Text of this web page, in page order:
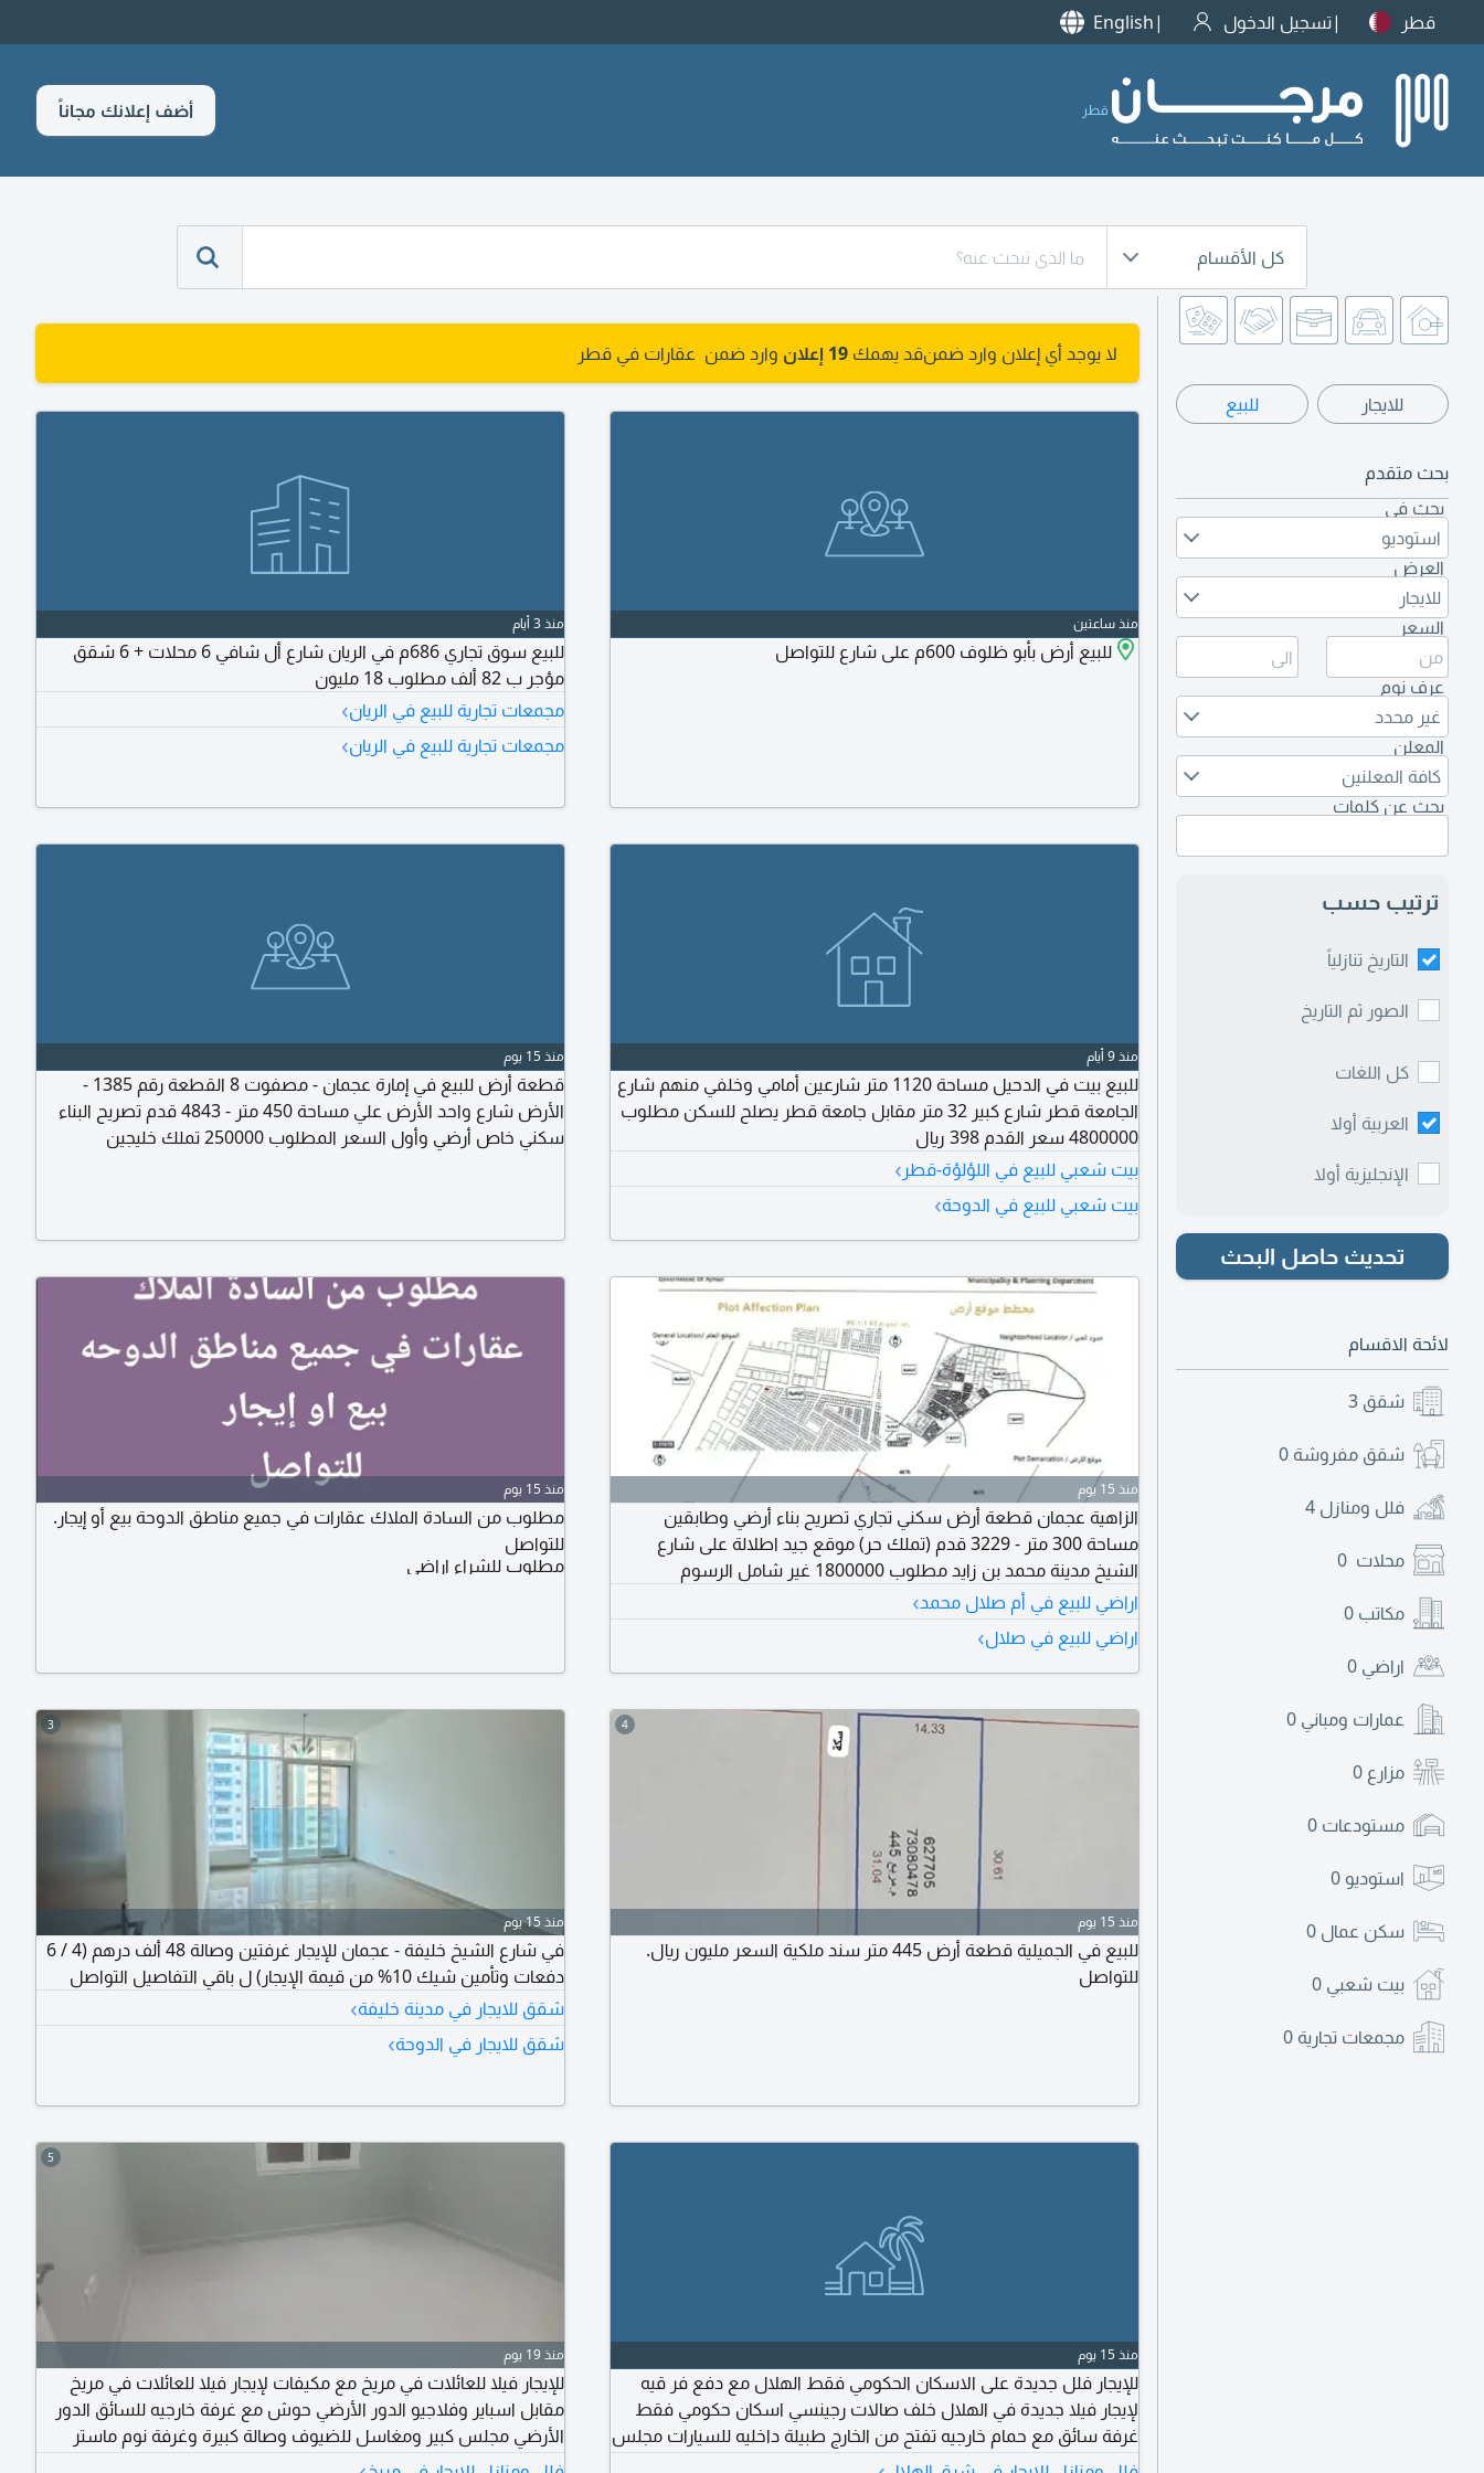
قطر تسجيل الدخول English
قطر أضف إعلانك مجاناً
كل الأقسام
للايجار للبيع
بحث متقدم
بحث في
استوديو
العرض
للايجار
السعر
عرف نوم
غير محدد
المعلن
كافة المعلنين
بحث عن كلمات
ترتيب حسب
التاريخ تنازلياً
الصور ثم التاريخ
كل اللغات
العربية أولا
الإنجليزية أولا
تحديث حاصل البحث
لائحة الاقسام
شقق 3
شقق مفروشة 0
فلل ومنازل 4
محلات 0
مكاتب 0
اراضي 0
عمارات ومباني 0
مزارع 0
مستودعات 0
استوديو 0
سكن عمال 0
بيت شعبي 0
مجمعات تجارية 0
لا يوجد أي إعلان وارد ضمنقد يهمك 19 إعلان وارد ضمن عقارات في قطر
منذ ساعتين
للبيع أرض بأبو ظلوف 600م على شارع للتواصل
منذ 3 أيام
للبيع سوق تجاري 686م في الريان شارع أل شافي 6 محلات + 6 شقق
مؤجر ب 82 ألف مطلوب 18 مليون
مجمعات تجارية للبيع في الريان›
مجمعات تجارية للبيع في الريان›
منذ 9 أيام
للبيع بيت في الدحيل مساحة 1120 متر شارعين أمامي وخلفي منهم شارع
الجامعة قطر شارع كبير 32 متر مقابل جامعة قطر يصلح للسكن مطلوب
4800000 سعر القدم 398 ريال
بيت شعبي للبيع في اللؤلؤة-قطر ›
بيت شعبي للبيع في الدوحة›
منذ 15 يوم
قطعة أرض للبيع في إمارة عجمان - مصفوت 8 القطعة رقم 1385 -
الأرض شارع واحد الأرض علي مساحة 450 متر - 4843 قدم تصريح البناء
سكني خاص أرضي وأول السعر المطلوب 250000 تملك خليجين
منذ 15 يوم
الزاهية عجمان قطعة أرض سكني تجاري تصريح بناء أرضي وطابقين
مساحة 300 متر - 3229 قدم (تملك حر) موقع جيد اطلالة على شارع
الشيخ مدينة محمد بن زايد مطلوب 1800000 غير شامل الرسوم
اراضي للبيع في أم صلال محمد›
اراضي للبيع في صلال›
منذ 15 يوم
مطلوب من السادة الملاك عقارات في جميع مناطق الدوحة بيع أو إيجار.
للتواصل
مطلوب للشراء اراضي
4
منذ 15 يوم
للبيع في الجميلية قطعة أرض 445 متر سند ملكية السعر مليون ريال.
للتواصل
3
منذ 15 يوم
في شارع الشيخ خليفة - عجمان للإيجار غرفتين وصالة 48 ألف درهم (4 / 6
دفعات وتأمين شيك 10% من قيمة الإيجار) ل باقي التفاصيل التواصل
شقق للايجار في مدينة خليفة›
شقق للايجار في الدوحة›
منذ 15 يوم
للإيجار فلل جديدة على الاسكان الحكومي فقط الهلال مع دفع فر قيه
لإيجار فيلا جديدة في الهلال خلف صالات رجينسي اسكان حكومي فقط
غرفة سائق مع حمام خارجيه تفتح من الخارج طبيلة داخليه للسيارات مجلس
منفصل كبير مع مغاسل وحمام وصالة كبيرة مع حمام وغرفة وحمام
5
منذ 19 يوم
للإيجار فيلا للعائلات في مريخ مع مكيفات لإيجار فيلا للعائلات في مريخ
مقابل اسباير وفلاجيو الدور الأرضي حوش مع غرفة خارجيه للسائق الدور
الأرضي مجلس كبير ومغاسل للضيوف وصالة كبيرة وغرفة نوم ماستر